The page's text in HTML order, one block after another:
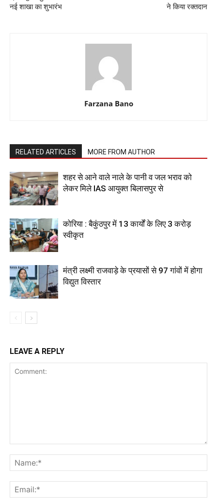
नई शाखा का शुभारंभ
ने किया रक्तदान
Farzana Bano
RELATED ARTICLES MORE FROM AUTHOR
शहर से आने वाले नाले के पानी व जल भराव को
लेकर मिले IAS आयुक्त बिलासपुर से
कोरिया : बैकुंठपुर में 13 कार्यों के लिए 3 करोड़
स्वीकृत
मंत्री लक्ष्मी राजवाड़े के प्रयासों से 97 गांवों में होगा
विद्युत विस्तार
LEAVE A REPLY